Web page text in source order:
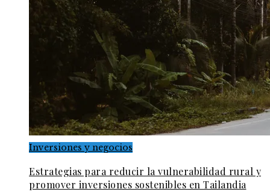
Inversiones y negocios
Estrategias para reducir la vulnerabilidad rural y
promover inversiones sostenibles en Tailandia